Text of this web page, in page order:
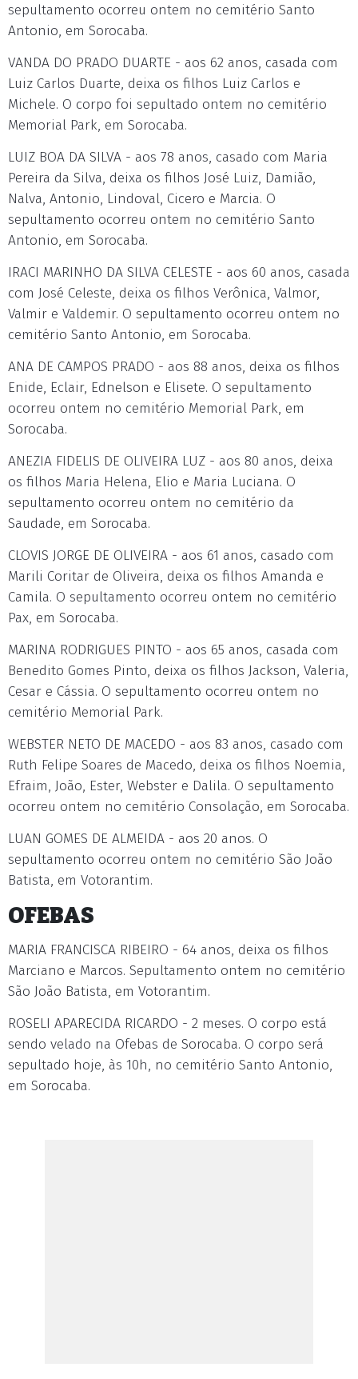
sepultamento ocorreu ontem no cemitério Santo
Antonio, em Sorocaba.
VANDA DO PRADO DUARTE - aos 62 anos, casada com
Luiz Carlos Duarte, deixa os filhos Luiz Carlos e
Michele. O corpo foi sepultado ontem no cemitério
Memorial Park, em Sorocaba.
LUIZ BOA DA SILVA - aos 78 anos, casado com Maria
Pereira da Silva, deixa os filhos José Luiz, Damião,
Nalva, Antonio, Lindoval, Cicero e Marcia. O
sepultamento ocorreu ontem no cemitério Santo
Antonio, em Sorocaba.
IRACI MARINHO DA SILVA CELESTE - aos 60 anos, casada
com José Celeste, deixa os filhos Verônica, Valmor,
Valmir e Valdemir. O sepultamento ocorreu ontem no
cemitério Santo Antonio, em Sorocaba.
ANA DE CAMPOS PRADO - aos 88 anos, deixa os filhos
Enide, Eclair, Ednelson e Elisete. O sepultamento
ocorreu ontem no cemitério Memorial Park, em
Sorocaba.
ANEZIA FIDELIS DE OLIVEIRA LUZ - aos 80 anos, deixa
os filhos Maria Helena, Elio e Maria Luciana. O
sepultamento ocorreu ontem no cemitério da
Saudade, em Sorocaba.
CLOVIS JORGE DE OLIVEIRA - aos 61 anos, casado com
Marili Coritar de Oliveira, deixa os filhos Amanda e
Camila. O sepultamento ocorreu ontem no cemitério
Pax, em Sorocaba.
MARINA RODRIGUES PINTO - aos 65 anos, casada com
Benedito Gomes Pinto, deixa os filhos Jackson, Valeria,
Cesar e Cássia. O sepultamento ocorreu ontem no
cemitério Memorial Park.
WEBSTER NETO DE MACEDO - aos 83 anos, casado com
Ruth Felipe Soares de Macedo, deixa os filhos Noemia,
Efraim, João, Ester, Webster e Dalila. O sepultamento
ocorreu ontem no cemitério Consolação, em Sorocaba.
LUAN GOMES DE ALMEIDA - aos 20 anos. O
sepultamento ocorreu ontem no cemitério São João
Batista, em Votorantim.
OFEBAS
MARIA FRANCISCA RIBEIRO - 64 anos, deixa os filhos
Marciano e Marcos. Sepultamento ontem no cemitério
São João Batista, em Votorantim.
ROSELI APARECIDA RICARDO - 2 meses. O corpo está
sendo velado na Ofebas de Sorocaba. O corpo será
sepultado hoje, às 10h, no cemitério Santo Antonio,
em Sorocaba.